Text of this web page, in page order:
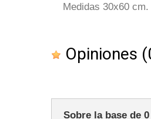
Medidas 30x60 cm.
Opiniones
Sobre la base de 0